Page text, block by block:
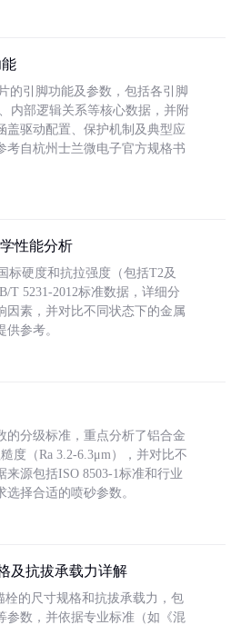
的引脚功能及参数，包括各引脚
内部逻辑关系等核心数据，并附
盖驱动配置、保护机制及典型应
考自杭州士兰微电子官方规格书
性能分析
标硬度和抗拉强度（包括T2及
T 5231-2012标准数据，详细分
因素，并对比不同状态下的金属
参考。
的分级标准，重点分析了铝合金
度（Ra 3.2-6.3μm），并对比不
来源包括ISO 8503-1标准和行业
择合适的喷砂参数。
及抗拔承载力详解
栓的尺寸规格和抗拔承载力，包
参数，并依据专业标准（如《混